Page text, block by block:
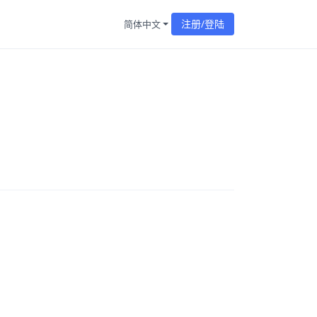
简体中文 注册/登陆